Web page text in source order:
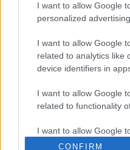
I want to allow Google
personalized
I want to allow Google
related to analytics like
device identifiers in
I want to allow Google
related to functionality
I want to allow Google
related toCONFIRM
Szurkolói
Újabb ötlet